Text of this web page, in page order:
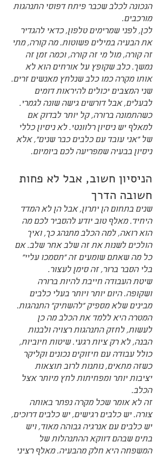
הנכונה לכלב שכבר פיתח דפוסי התנהגות
מורכבים.
לכן, לפני שמרימים טלפון, כדאי להגדיר
את הבעיה במילים פשוטות. מה קורה, מתי
זה קורה, מול מי זה קורה, וכמה זמן זה
נמשך. כלב שקופץ על אורחים הוא לא
אותו מקרה כמו כלב שנלחץ מאנשים זרים.
שני המצבים יכולים להיראות דומים
לבעלים, אבל דורשים גישה שונה לגמרי.
כשהתמונה ברורה, קל יותר לבדוק אם
למאלף יש ניסיון רלוונטי. לא ניסיון כללי
של "אני עובד עם כלבים כבר שנים", אלא
ניסיון בבעיה שמפריעה לכם ביומיום.
הניסיון חשוב, אבל לא פחות
חשובה הדרך
שנים בתחום הן יתרון, אבל הן לא המדד
היחיד. מאלף טוב יודע להסביר לכם מה
הוא רואה, למה הכלב מתנהג כך, ואיך
הולכים לשנות את זה שלב אחר שלב. אם
כל מה שאתם שומעים זה "תסמכו עליי"
בלי הסבר ברור, זה סימן לעצור.
שיטת העבודה חייבת להיות ברורה
ושקופה. היום יותר ויותר בעלי כלבים
מבינים שלא מספיק "להשתיק" התנהגות.
המטרה היא ללמד את הכלב מה כן
לעשות, לחזק התנהגות רצויה ולבנות
הבנה, לא רק ציות רגעי. שיטות חיוביות,
כולל עבודה עם חיזוקים נכונים וקליקר
כשזה מתאים, נותנות לרוב תוצאות
יציבות יותר ומפחיתות לחץ מיותר אצל
הכלב.
זה לא אומר שכל מקרה נפתר באותה
צורה. יש כלבים רגישים, יש כלבים דרוכים,
יש כלבים עם אנרגיה גבוהה מאוד, ויש
בתים שבהם דווקא ההתנהלות של
המשפחה היא חלק מהבעיה. מאלף רציני